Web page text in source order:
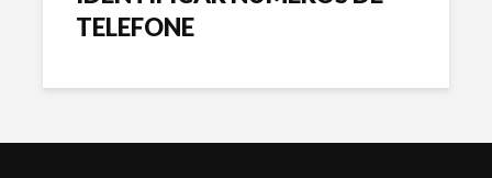
TELEFONE